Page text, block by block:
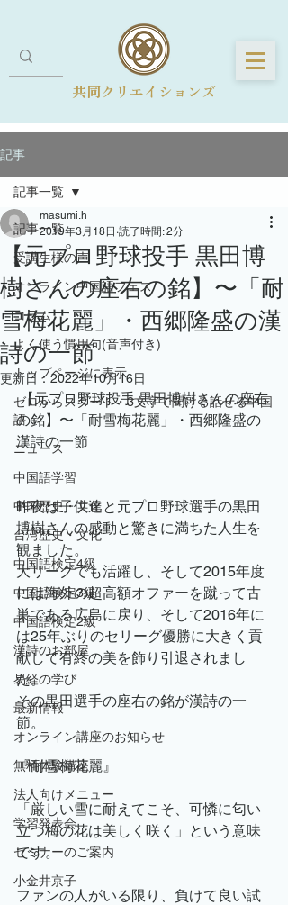
共同クリエイションズ
記事
記事一覧
受講生様の声
オンライン中国語フェス
コラム
よく使う慣用句(音声付き)
トップページに表示
ゼロからスタート・3文字で聞ける話せる中国
語
ニュース
中国語学習
中国歴史・文化
台湾歴史・文化
中国語検定4級
中国語検定3級
中国語検定2級
漢詩のお部屋
易経の学び
最新情報
オンライン講座のお知らせ
無料体験講座
法人向けメニュー
学習発表会
セミナーのご案内
小金井京子
記事一覧
【元プロ野球投手 黒田博
樹さんの座右の銘】〜「耐
雪梅花麗」・西郷隆盛の漢
詩の一節
masumi.h
2019年3月18日 読了時間: 2分
更新日：2022年10月16日
【元プロ野球投手 黒田博樹さんの座右
の銘】〜「耐雪梅花麗」・西郷隆盛の
漢詩の一節
昨夜は子供達と元プロ野球選手の黒田
博樹さんの感動と驚きに満ちた人生を
観ました。
大リーグでも活躍し、そして2015年度
には海外の超高額オファーを蹴って古
巣である広島に戻り、そして2016年に
は25年ぶりのセリーグ優勝に大きく貢
献して有終の美を飾り引退されまし
た。
その黒田選手の座右の銘が漢詩の一
節。
『耐雪梅花麗』
「厳しい雪に耐えてこそ、可憐に匂い
立つ梅の花は美しく咲く」という意味
です。
ファンの人がいる限り、負けて良い試